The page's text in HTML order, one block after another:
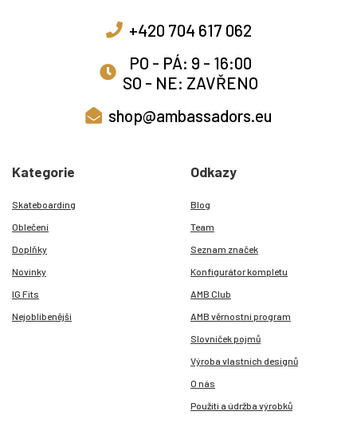
+420 704 617 062
PO - PÁ: 9 - 16:00
SO - NE: ZAVŘENO
shop@ambassadors.eu
Kategorie
Skateboarding
Oblečení
Doplňky
Novinky
IG Fits
Nejoblíbenější
Odkazy
Blog
Team
Seznam značek
Konfigurátor kompletu
AMB Club
AMB věrnostní program
Slovníček pojmů
Výroba vlastních designů
O nás
Použití a údržba výrobků